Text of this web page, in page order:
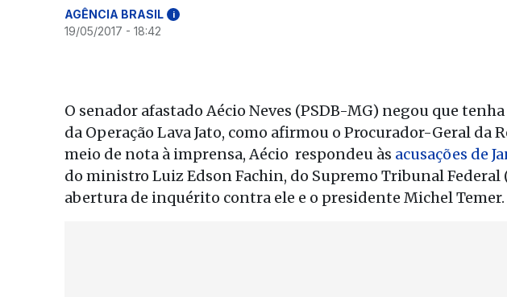
AGÊNCIA BRASIL i
19/05/2017 - 18:42
O senador afastado Aécio Neves (PSDB-MG) negou que
da Operação Lava Jato, como afirmou o Procurador-Geral da
meio de nota à imprensa, Aécio respondeu às acusações de
do ministro Luiz Edson Fachin, do Supremo Tribunal Federal
abertura de inquérito contra ele e o presidente Michel Temer.